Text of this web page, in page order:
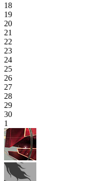
18
19
20
21
22
23
24
25
26
27
28
29
30
1